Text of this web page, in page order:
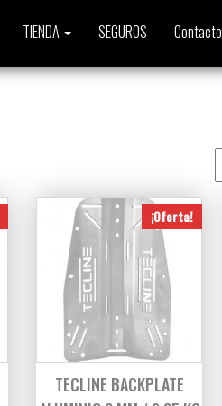
TIENDA SEGUROS Contacto
¡Oferta!
TECLINE BACKPLATE